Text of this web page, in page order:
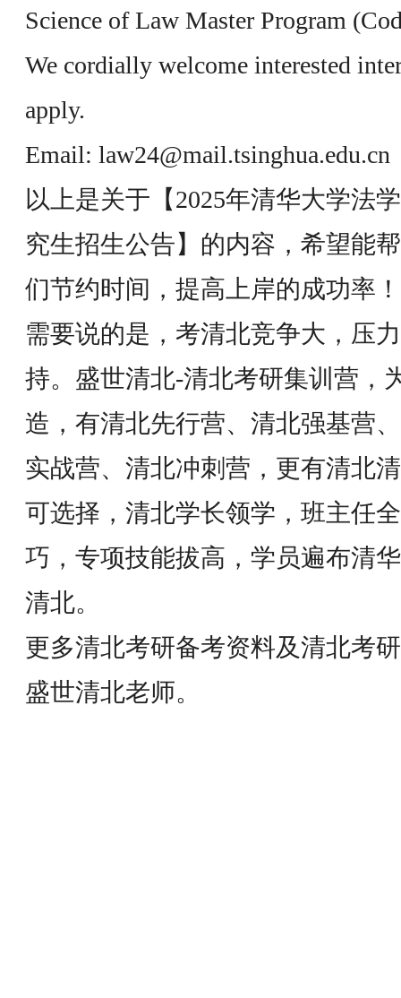
Science of Law Master Program
We cordially welcome interested
apply.
Email: law24@mail.tsinghua.edu.cn
以上是关于【2025年清华大学法
究生招生公告】的内容，希望能
们节约时间，提高上岸的成功率！
需要说的是，考清北竞争大，压
持。盛世清北-清北考研集训营，
造，有清北先行营、清北强基营
实战营、清北冲刺营，更有清北
可选择，清北学长领学，班主任
巧，专项技能拔高，学员遍布清
清北。
更多清北考研备考资料及清北考
盛世清北老师。